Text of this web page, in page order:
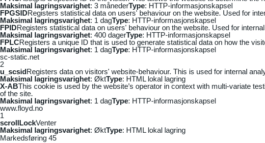
Maksimal lagringsvarighet: 3 månederType: HTTP-informasjonskapsel
FPGSIDRegisters statistical data on users' behaviour on the website. Used for
Maksimal lagringsvarighet: 1 dagType: HTTP-informasjonskapsel
FPIDRegisters statistical data on users' behaviour on the website. Used for
Maksimal lagringsvarighet: 400 dagerType: HTTP-informasjonskapsel
FPLCRegisters a unique ID that is used to generate statistical data on how the
Maksimal lagringsvarighet: 1 dagType: HTTP-informasjonskapsel
sc-static.net
2
u_scsidRegisters data on visitors' website-behaviour. This is used for internal
Maksimal lagringsvarighet: ØktType: HTML lokal lagring
X-ABThis cookie is used by the website’s operator in context with multi-variate
of the site.
Maksimal lagringsvarighet: 1 dagType: HTTP-informasjonskapsel
www.floyd.no
1
scrollLockVenter
Maksimal lagringsvarighet: ØktType: HTML lokal lagring
Markedsføring 45